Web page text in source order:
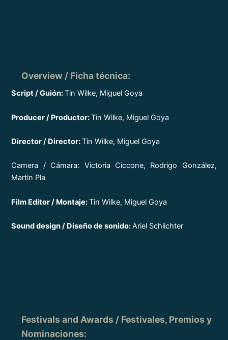
Overview / Ficha técnica:
Script / Guión:Tin Wilke, Miguel Goya
Producer / Productor:Tin Wilke, Miguel Goya
Director / Director:Tin Wilke, Miguel Goya
Camera / Cámara: Victoria Ciccone, Rodrigo González,
Martin Pla
Film Editor / Montaje:Tin Wilke, Miguel Goya
Sound design / Diseño de sonido:Ariel Schlichter
Festivals and Awards / Festivales, Premios y
Nominaciones: